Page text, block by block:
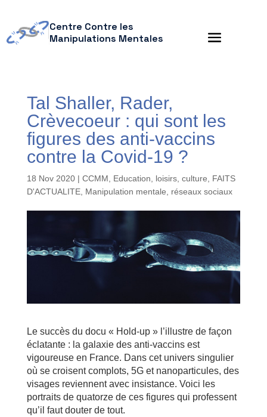
Centre Contre les
Manipulations Mentales
Tal Shaller, Rader,
Crèvecoeur : qui sont les
figures des anti-vaccins
contre la Covid-19 ?
18 Nov 2020| CCMM Education, loisirs, culture
FAITS
D'ACTUALITE, Manipulation mentale réseaux sociaux
Le succès du docu « Hold-up » l’illustre de façon
éclatante : la galaxie des anti-vaccins est
vigoureuse en France. Dans cet univers singulier
où se croisent complots, 5G et nanoparticules, des
visages reviennent avec insistance. Voici les
portraits de quatorze de ces figures qui professent
qu’il faut douter de tout.